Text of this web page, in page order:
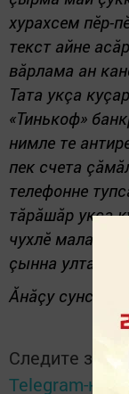
хурахсем пӗр-
текст айне
вăрлама ан
Тата укçа
«Тинькоф»
нимле те
пек счета
телефонне
тăрăшăр укçа
чухлӗ маларах
çынна
Ăнăçу сунса,
Следите за
Telegram-